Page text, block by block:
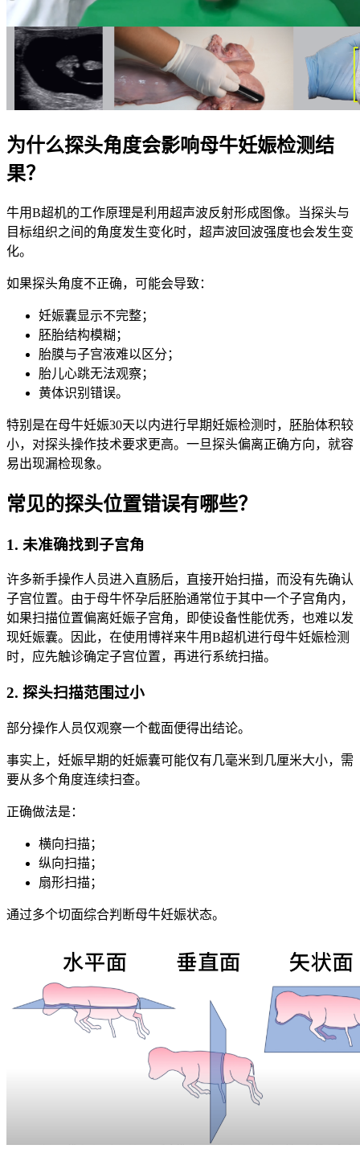
为什么探头角度会影响母牛妊娠检测结
果？
牛用B超机的工作原理是利用超声波反射形成图像。当探头与
目标组织之间的角度发生变化时，超声波回波强度也会发生变
化。
如果探头角度不正确，可能会导致：
妊娠囊显示不完整；
胚胎结构模糊；
胎膜与子宫液难以区分；
胎儿心跳无法观察；
黄体识别错误。
特别是在母牛妊娠30天以内进行早期妊娠检测时，胚胎体积较
小，对探头操作技术要求更高。一旦探头偏离正确方向，就容
易出现漏检现象。
常见的探头位置错误有哪些？
1. 未准确找到子宫角
许多新手操作人员进入直肠后，直接开始扫描，而没有先确认
子宫位置。由于母牛怀孕后胚胎通常位于其中一个子宫角内，
如果扫描位置偏离妊娠子宫角，即使设备性能优秀，也难以发
现妊娠囊。因此，在使用博祥来牛用B超机进行母牛妊娠检测
时，应先触诊确定子宫位置，再进行系统扫描。
2. 探头扫描范围过小
部分操作人员仅观察一个截面便得出结论。
事实上，妊娠早期的妊娠囊可能仅有几毫米到几厘米大小，需
要从多个角度连续扫查。
正确做法是：
横向扫描；
纵向扫描；
扇形扫描；
通过多个切面综合判断母牛妊娠状态。